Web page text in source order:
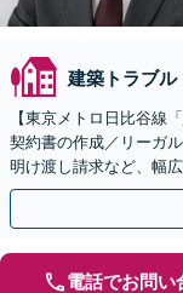
建築トラブル
【東京メトロ日比谷線
契約書の作成／リーガ
明け渡し請求など、幅
決を目指します。【電
電話でお問い